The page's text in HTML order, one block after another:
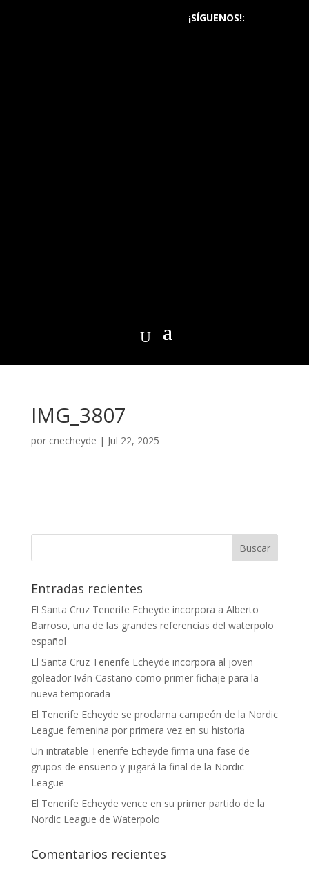
¡SÍGUENOS!:
IMG_3807
por cnecheyde | Jul 22, 2025
Entradas recientes
El Santa Cruz Tenerife Echeyde incorpora a Alberto
Barroso, una de las grandes referencias del waterpolo
español
El Santa Cruz Tenerife Echeyde incorpora al joven
goleador Iván Castaño como primer fichaje para la
nueva temporada
El Tenerife Echeyde se proclama campeón de la Nordic
League femenina por primera vez en su historia
Un intratable Tenerife Echeyde firma una fase de
grupos de ensueño y jugará la final de la Nordic
League
El Tenerife Echeyde vence en su primer partido de la
Nordic League de Waterpolo
Comentarios recientes